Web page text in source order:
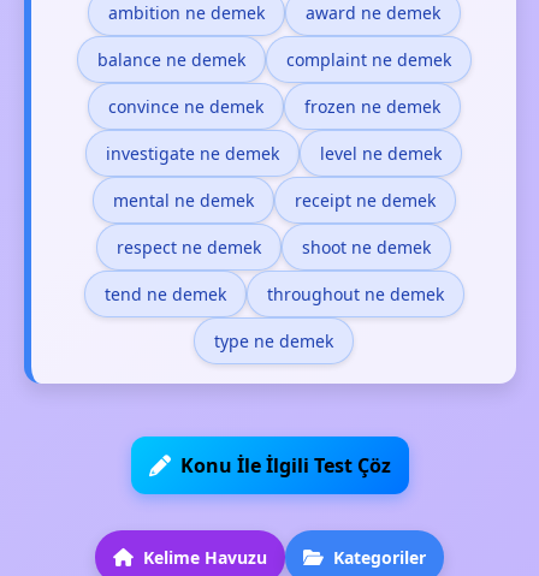
ambition ne demek award ne demek
balance ne demek complaint ne demek
convince ne demek frozen ne demek
investigate ne demek level ne demek
mental ne demek receipt ne demek
respect ne demek shoot ne demek
tend ne demek throughout ne demek
type ne demek
Konu İle İlgili Test Çöz
Kelime Havuzu Kategoriler